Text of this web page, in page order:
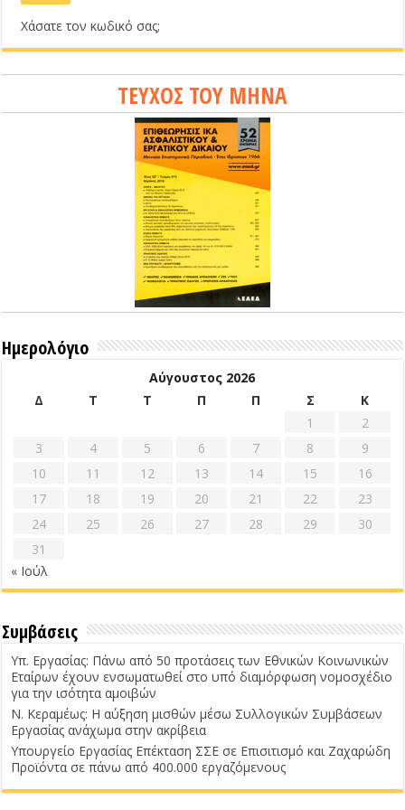
Χάσατε τον κωδικό σας;
ΤΕΥΧΟΣ ΤΟΥ ΜΗΝΑ
Ημερολόγιο
Αύγουστος 2026
Δ
Τ Τ Π Π Σ
Κ
1
2
3
4 5 6 7 8
9
10
11 12 13 14 15
16
17
18 19 20 21 22
23
24
25 26 27 28 29
30
31
« Ιούλ
Συμβάσεις
Υπ. Εργασίας: Πάνω από 50 προτάσεις των Εθνικών Κοινωνικών
Εταίρων έχουν ενσωματωθεί στο υπό διαμόρφωση νομοσχέδιο
για την ισότητα αμοιβών
Ν. Κεραμέως: Η αύξηση μισθών μέσω Συλλογικών Συμβάσεων
Εργασίας ανάχωμα στην ακρίβεια
Υπουργείο Εργασίας Επέκταση ΣΣΕ σε Επισιτισμό και Ζαχαρώδη
Προϊόντα σε πάνω από 400.000 εργαζόμενους